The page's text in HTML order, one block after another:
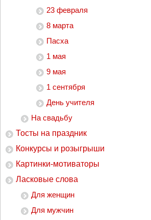
23 февраля
8 марта
Пасха
1 мая
9 мая
1 сентября
День учителя
На свадьбу
Тосты на праздник
Конкурсы и розыгрыши
Картинки-мотиваторы
Ласковые слова
Для женщин
Для мужчин